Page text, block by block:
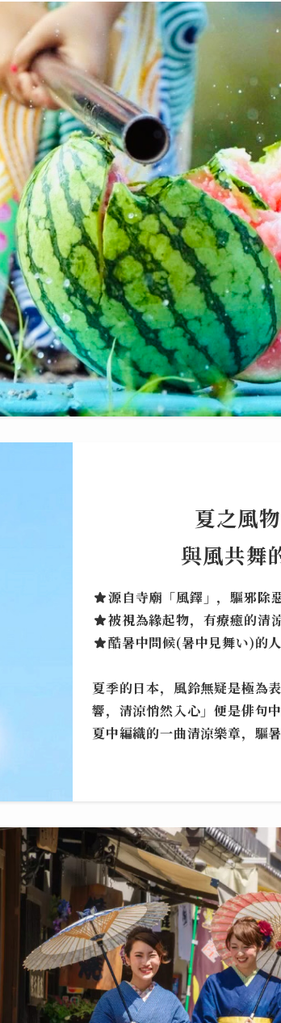
夏之風
與風共舞
源自寺廟「風鐸」，驅邪除
被視為緣起物，有療癒的清
酷暑中問候(暑中見舞い)的
夏季的日本，風鈴無疑是極為
響，清涼悄然入心」便是俳句
夏中編織的一曲清涼樂章，驅暑